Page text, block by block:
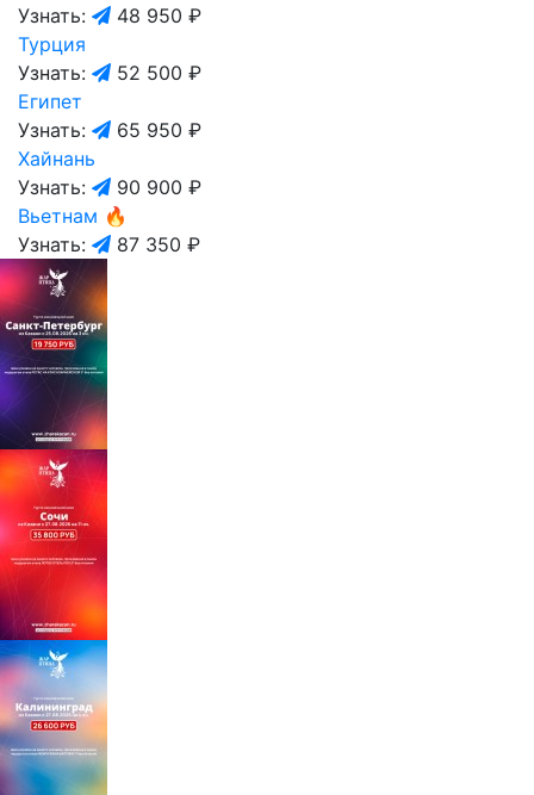
Узнать:
48 950 ₽
Турция
Узнать:
52 500 ₽
Египет
Узнать:
65 950 ₽
Хайнань
Узнать:
90 900 ₽
Вьетнам 🔥
Узнать:
87 350 ₽